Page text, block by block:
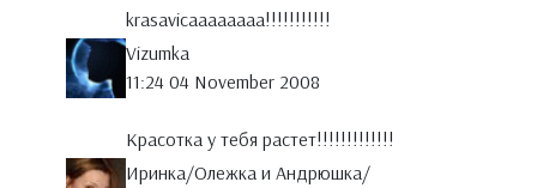
krasavicaaaaaaaa!!!!!!!!!!!
Vizumka
11:24 04 November 2008
Красотка у тебя растет!!!!!!!!!!!!!
Иринка/Олежка и Андрюшка/